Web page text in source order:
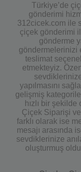
Türkiye’de
gönderimi
312cicek.com ile
çiçek gönderimi
gönderme
göndermelerinizi
teslimat
etmekteyiz.
yapılmasını
gelişmiş
hızlı bir
Çiçek Siparişi
farklı olarak ise
mesajı arasında
sevdiklerinize
oluşturmuş